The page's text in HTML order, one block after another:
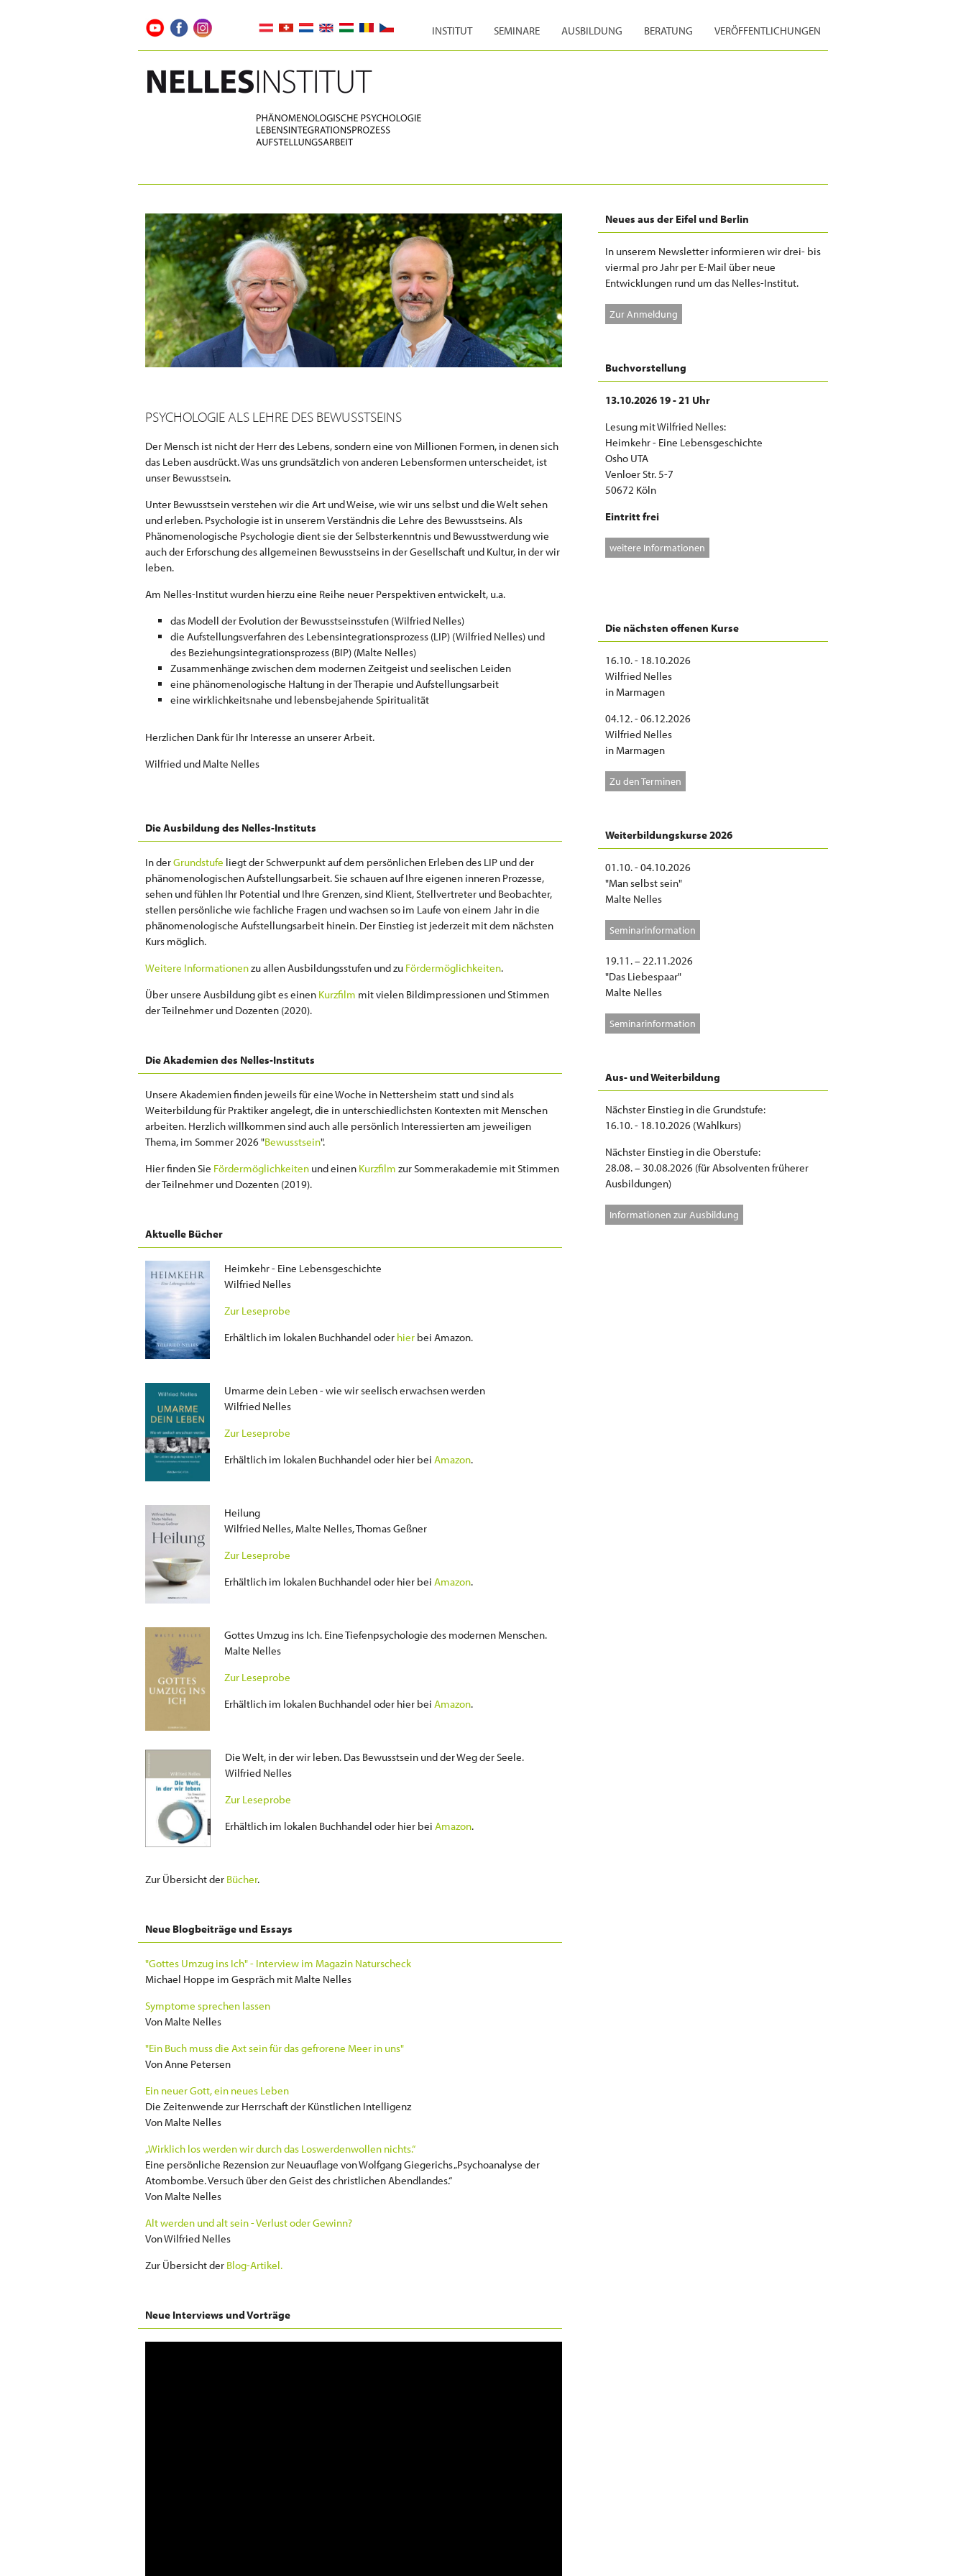
INSTITUT SEMINARE AUSBILDUNG BERATUNG VERÖFFENTLICHUNGEN
PSYCHOLOGIE ALS LEHRE DES BEWUSSTSEINS
Der Mensch ist nicht der Herr des Lebens, sondern eine von Millionen Formen, in denen sich
das Leben ausdrückt. Was uns grundsätzlich von anderen Lebensformen unterscheidet, ist
unser Bewusstsein.
Unter Bewusstsein verstehen wir die Art und Weise, wie wir uns selbst und die Welt sehen
und erleben. Psychologie ist in unserem Verständnis die Lehre des Bewusstseins. Als
Phänomenologische Psychologie dient sie der Selbsterkenntnis und Bewusstwerdung wie
auch der Erforschung des allgemeinen Bewusstseins in der Gesellschaft und Kultur, in der wir
leben.
Am Nelles-Institut wurden hierzu eine Reihe neuer Perspektiven entwickelt, u.a.
das Modell der Evolution der Bewusstseinsstufen (Wilfried Nelles)
die Aufstellungsverfahren des Lebensintegrationsprozess (LIP) (Wilfried Nelles) und
des Beziehungsintegrationsprozess (BIP) (Malte Nelles)
Zusammenhänge zwischen dem modernen Zeitgeist und seelischen Leiden
eine phänomenologische Haltung in der Therapie und Aufstellungsarbeit
eine wirklichkeitsnahe und lebensbejahende Spiritualität
Herzlichen Dank für Ihr Interesse an unserer Arbeit.
Wilfried und Malte Nelles
Die Ausbildung des Nelles-Instituts
In derGrundstufe liegt der Schwerpunkt auf dem persönlichen Erleben des LIP und der
phänomenologischen Aufstellungsarbeit. Sie schauen auf Ihre eigenen inneren Prozesse,
sehen und fühlen Ihr Potential und Ihre Grenzen, sind Klient, Stellvertreter und Beobachter,
stellen persönliche wie fachliche Fragen und wachsen so im Laufe von einem Jahr in die
phänomenologische Aufstellungsarbeit hinein. Der Einstieg ist jederzeit mit dem nächsten
Kurs möglich.
Weitere Informationenzu allen Ausbildungsstufen und zu Fördermöglichkeiten.
Über unsere Ausbildung gibt es einen Kurzfilm mit vielen Bildimpressionen und Stimmen
der Teilnehmer und Dozenten (2020).
Die Akademien des Nelles-Instituts
Unsere Akademien finden jeweils für eine Woche in Nettersheim statt und sind als
Weiterbildung für Praktiker angelegt, die in unterschiedlichsten Kontexten mit Menschen
arbeiten. Herzlich willkommen sind auch alle persönlich Interessierten am jeweiligen
Thema, im Sommer 2026 "Bewusstsein".
Hier finden Sie Fördermöglichkeiten und einen Kurzfilm zur Sommerakademie mit Stimmen
der Teilnehmer und Dozenten (2019).
Aktuelle Bücher
Heimkehr - Eine Lebensgeschichte
Wilfried Nelles
Zur Leseprobe
Erhältlich im lokalen Buchhandel oder hier bei Amazon.
Umarme dein Leben - wie wir seelisch erwachsen werden
Wilfried Nelles
Zur Leseprobe
Erhältlich im lokalen Buchhandel oder hier bei Amazon.
Heilung
Wilfried Nelles, Malte Nelles, Thomas Geßner
Zur Leseprobe
Erhältlich im lokalen Buchhandel oder hier bei Amazon.
Gottes Umzug ins Ich. Eine Tiefenpsychologie des modernen Menschen.
Malte Nelles
Zur Leseprobe
Erhältlich im lokalen Buchhandel oder hier bei Amazon.
Die Welt, in der wir leben. Das Bewusstsein und der Weg der Seele.
Wilfried Nelles
Zur Leseprobe
Erhältlich im lokalen Buchhandel oder hier bei Amazon.
Zur Übersicht der Bücher.
Neue Blogbeiträge und Essays
"Gottes Umzug ins Ich" - Interview im Magazin Naturscheck
Michael Hoppe im Gespräch mit Malte Nelles
Symptome sprechen lassen
Von Malte Nelles
"Ein Buch muss die Axt sein für das gefrorene Meer in uns"
Von Anne Petersen
Ein neuer Gott, ein neues Leben
Die Zeitenwende zur Herrschaft der Künstlichen Intelligenz
Von Malte Nelles
„Wirklich los werden wir durch das Loswerdenwollen nichts.“
Eine persönliche Rezension zur Neuauflage von Wolfgang Giegerichs „Psychoanalyse der
Atombombe. Versuch über den Geist des christlichen Abendlandes.“
Von Malte Nelles
Alt werden und alt sein - Verlust oder Gewinn?
Von Wilfried Nelles
Zur Übersicht der Blog-Artikel.
Neue Interviews und Vorträge
Neues aus der Eifel und Berlin
In unserem Newsletter informieren wir drei- bis
viermal pro Jahr per E-Mail über neue
Entwicklungen rund um das Nelles-Institut.
Zur Anmeldung
Buchvorstellung
13.10.2026 19 - 21 Uhr
Lesung mit Wilfried Nelles:
Heimkehr - Eine Lebensgeschichte
Osho UTA
Venloer Str. 5-7
50672 Köln
Eintritt frei
weitere Informationen
Die nächsten offenen Kurse
16.10. - 18.10.2026
Wilfried Nelles
in Marmagen
04.12. - 06.12.2026
Wilfried Nelles
in Marmagen
Zu den Terminen
Weiterbildungskurse 2026
01.10. - 04.10.2026
"Man selbst sein"
Malte Nelles
Seminarinformation
19.11. – 22.11.2026
"Das Liebespaar"
Malte Nelles
Seminarinformation
Aus- und Weiterbildung
Nächster Einstieg in die Grundstufe:
16.10. - 18.10.2026 (Wahlkurs)
Nächster Einstieg in die Oberstufe:
28.08. – 30.08.2026 (für Absolventen früherer
Ausbildungen)
Informationen zur Ausbildung